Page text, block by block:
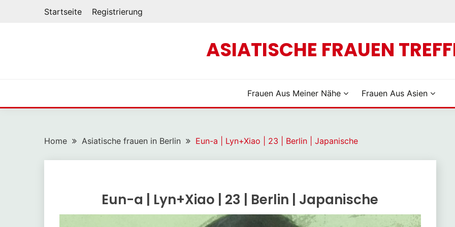
Startseite Registrierung
ASIATISCHE FRAUEN
Frauen Aus Meiner Nähe Frauen Aus Asien
Home Asiatische frauen in Berlin Eun-a | Lyn+Xiao | 23 | Berlin | Japanische
Eun-a | Lyn+Xiao | 23 | Berlin | Japanische